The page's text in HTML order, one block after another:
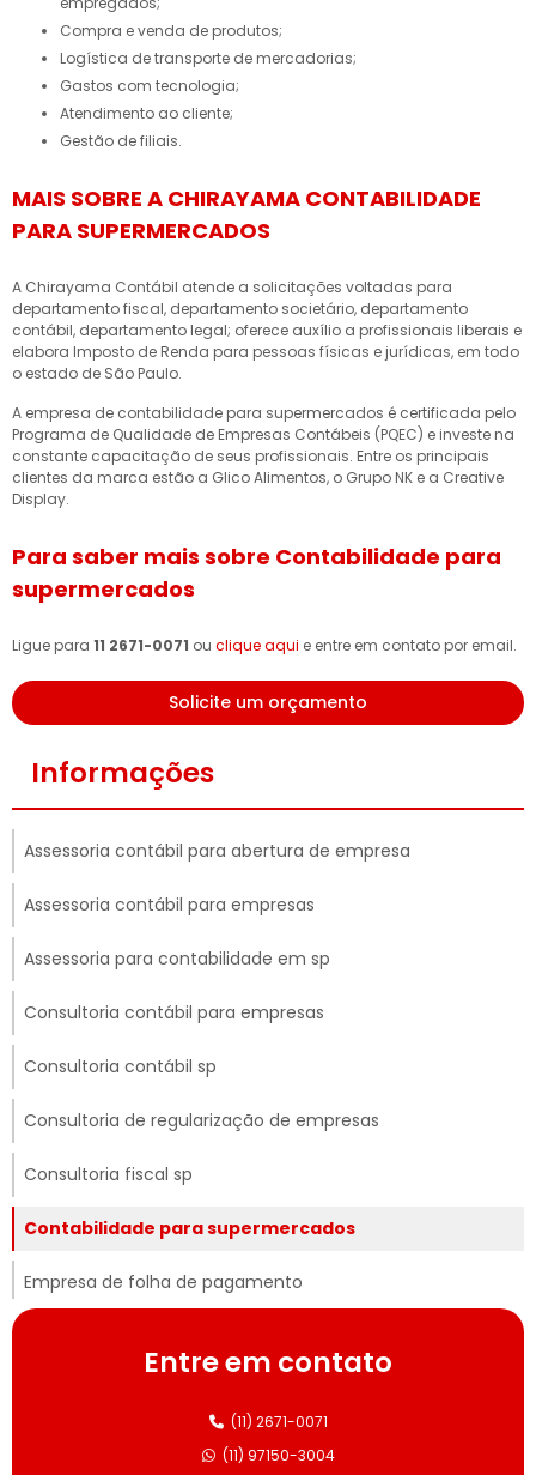
compra e venda de produtos;
logística de transporte de mercadorias;
gastos com tecnologia;
atendimento ao cliente;
gestão de filiais.
MAIS SOBRE A CHIRAYAMA CONTABILIDADE
PARA SUPERMERCADOS
A Chirayama Contábil atende a solicitações voltadas para
departamento fiscal, departamento societário, departamento
contábil, departamento legal; oferece auxílio a profissionais liberais e
elabora Imposto de Renda para pessoas físicas e jurídicas, em todo
o estado de São Paulo.
A empresa de contabilidade para supermercados é certificada pelo
Programa de Qualidade de Empresas Contábeis (PQEC) e investe na
constante capacitação de seus profissionais. Entre os principais
clientes da marca estão a Glico Alimentos, o Grupo NK e a Creative
Display.
Para saber mais sobre Contabilidade para
supermercados
Ligue para 11 2671-0071 ou clique aqui e entre em contato por email.
Solicite um orçamento
Informações
Assessoria contábil para abertura de empresa
Assessoria contábil para empresas
Assessoria para contabilidade em sp
Consultoria contábil para empresas
Consultoria contábil sp
Consultoria de regularização de empresas
Consultoria fiscal sp
Contabilidade para supermercados
Empresa de folha de pagamento
Entre em contato
(11) 2671-0071
(11) 97150-3004